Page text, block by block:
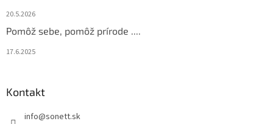
20.5.2026
Pomôž sebe, pomôž prírode ....
17.6.2025
Kontakt
info@sonett.sk